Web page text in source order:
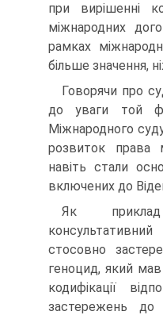
при вирішенні
міжнародних
рамках
більше значення,
Говорячи про
до уваги той
Міжнародного
розвиток права
навіть стали
включе­них до
Як
стосовно
геноцид, який
кодифікації
застережень до